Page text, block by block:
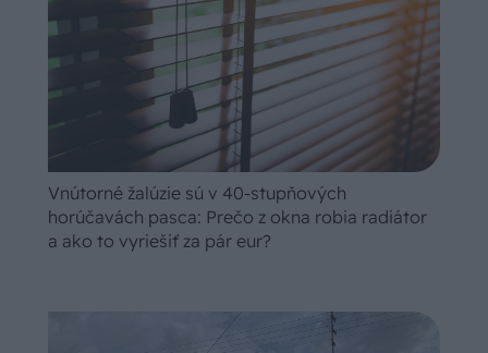
Vnútorné žalúzie sú v 40-stupňových
horúčavách pasca: Prečo z okna robia radiátor
a ako to vyriešiť za pár eur?